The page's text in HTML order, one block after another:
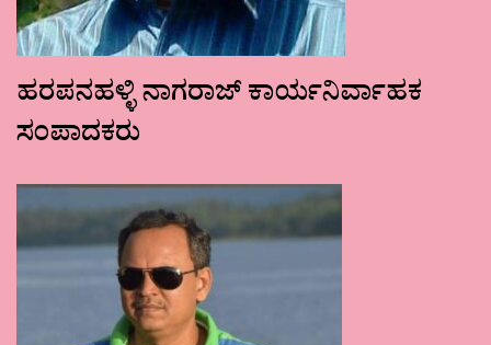
ಹರಪನಹಳ್ಳಿ ನಾಗರಾಜ್ ಕಾರ್ಯನಿರ್ವಾಹಕ
ಸಂಪಾದಕರು